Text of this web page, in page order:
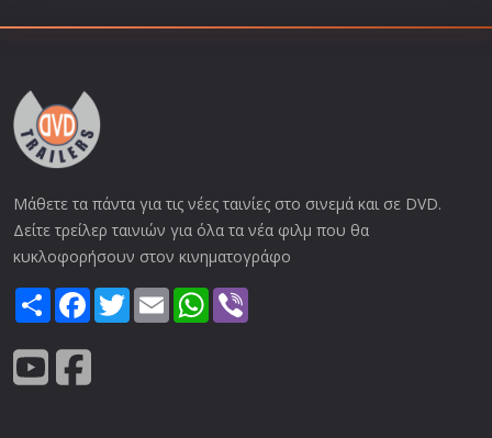
Μάθετε τα πάντα για τις νέες ταινίες στο σινεμά και σε DVD.
Δείτε τρείλερ ταινιών για όλα τα νέα φιλμ που θα
κυκλοφορήσουν στον κινηματογράφο
ShareFacebook
TwitterEmail WhatsApp